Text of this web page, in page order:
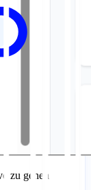
zu gehen